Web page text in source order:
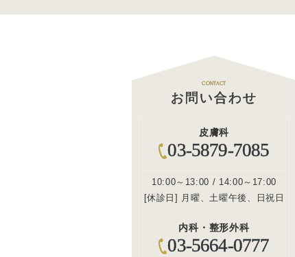
CONTACT
お問い合わせ
皮膚科
03-5879-7085
10:00～13:00 / 14:00～17:00
[休診日] 月曜、土曜午後、日祝日
内科・整形外科
03-5664-0777